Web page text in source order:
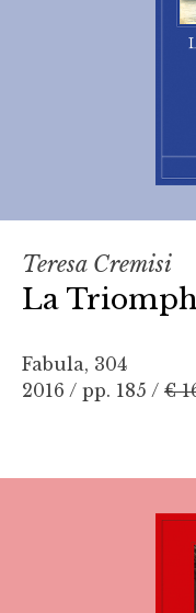
Teresa Cremisi
La
Fabula, 304
2016 / pp. 185 / €